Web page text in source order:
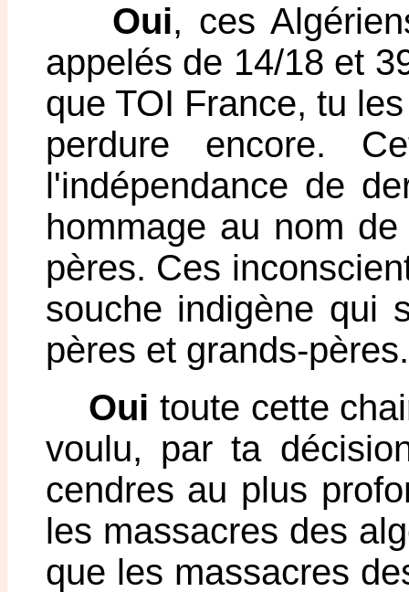
Oui, ces
appelés de 14/18 et
que TOI France, tu
perdure encore.
l'indépendance de
hommage au nom
pères. Ces
souche indigène qui
pères et grands-pères.
Oui toute cette
voulu, par ta
cendres au plus
les massacres des
que les massacres